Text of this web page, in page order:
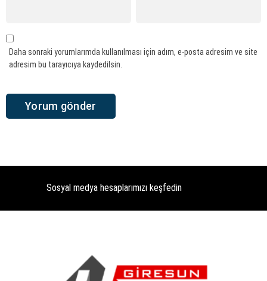
Daha sonraki yorumlarımda kullanılması için adım, e-posta adresim ve site
adresim bu tarayıcıya kaydedilsin.
Sosyal medya hesaplarımızı keşfedin